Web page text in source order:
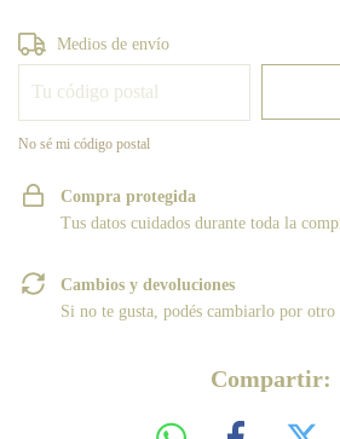
Entregas para el CP:
Medios de envío
No sé mi código postal
Compra protegida
Tus datos cuidados durante toda la
Cambios y devoluciones
Si no te gusta, podés cambiarlo por
Compartir: